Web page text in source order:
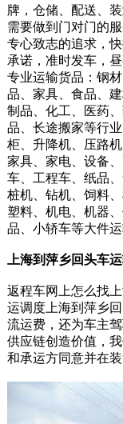
牌，仓储、配送、
需要做到门对门的
专心致志的追求，
承诺，准时发车，
专业运输货品：钢
品、家具、食品、
制品、化工、医药
品、长途搬家等行
柜、升降机、压路
家具、家电、设备
车、工程车、纸品
桩机、钻机、饲料
塑料、机电、机器
品、小轿车等大件运
上海到萍乡回头车
返程车网上怎么找
运调度上海到萍乡
流运费，还为车主
供应链创造价值，
和承运方同意并在